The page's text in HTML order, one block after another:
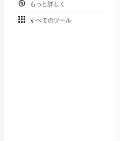
もっと詳しく
すべてのツール